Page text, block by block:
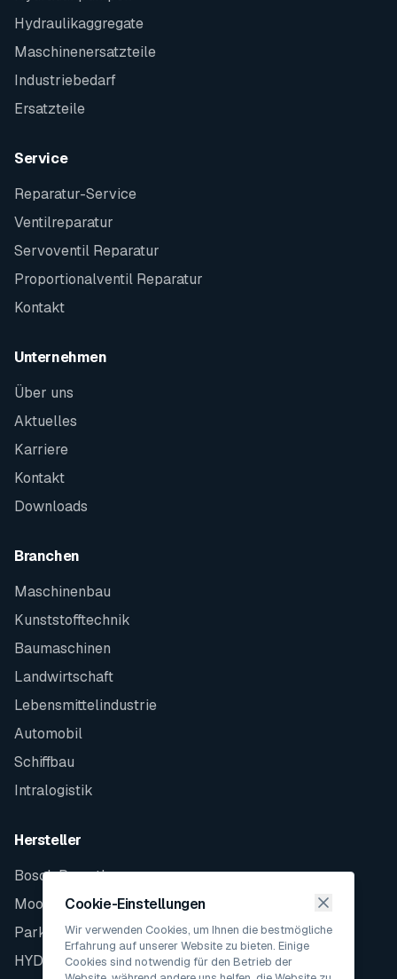
Hydraulikaggregate
Maschinenersatzteile
Industriebedarf
Ersatzteile
Service
Reparatur-Service
Ventilreparatur
Servoventil Reparatur
Proportionalventil Reparatur
Kontakt
Unternehmen
Über uns
Aktuelles
Karriere
Kontakt
Downloads
Branchen
Maschinenbau
Kunststofftechnik
Baumaschinen
Landwirtschaft
Lebensmittelindustrie
Automobil
Schiffbau
Intralogistik
Hersteller
Bosch Rexroth
Moog
Parker
HYDAC
Cookie-Einstellungen
Wir verwenden Cookies, um Ihnen die bestmögliche
Erfahrung auf unserer Website zu bieten. Einige
Cookies sind notwendig für den Betrieb der